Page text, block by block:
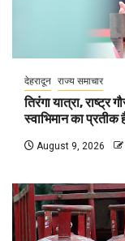
देहरादून राज्य समाचार
तिरंगा यात्रा, राष्ट्र
स्वाभिमान का प्रतीक
August 9, 2026